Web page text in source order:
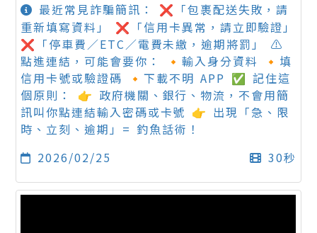
最近常見詐騙簡訊： ❌「包裹配送失敗，請
重新填寫資料」 ❌「信用卡異常，請立即驗證」
❌「停車費／ETC／電費未繳，逾期將罰」 ⚠️
點進連結，可能會要你： 🔸輸入身分資料 🔸填
信用卡號或驗證碼 🔸下載不明 APP ✅ 記住這
個原則： 👉 政府機關、銀行、物流，不會用簡
訊叫你點連結輸入密碼或卡號 👉 出現「急、限
時、立刻、逾期」= 釣魚話術！
2026/02/25
30秒